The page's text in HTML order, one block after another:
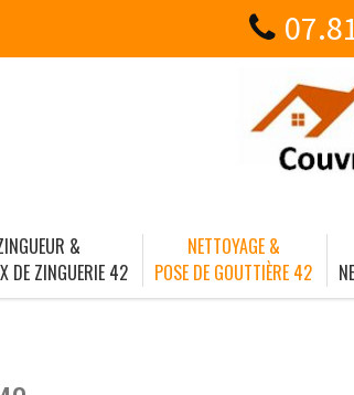
&
DE ZINGUERIE 42
NETTOYAGE &
POSE DE GOUTTIÈRE 42